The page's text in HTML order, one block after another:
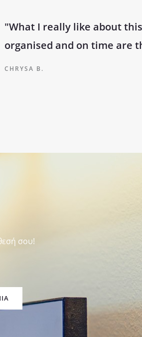
"What I really like about
organised and on time are
CHRYSA B.
σου!